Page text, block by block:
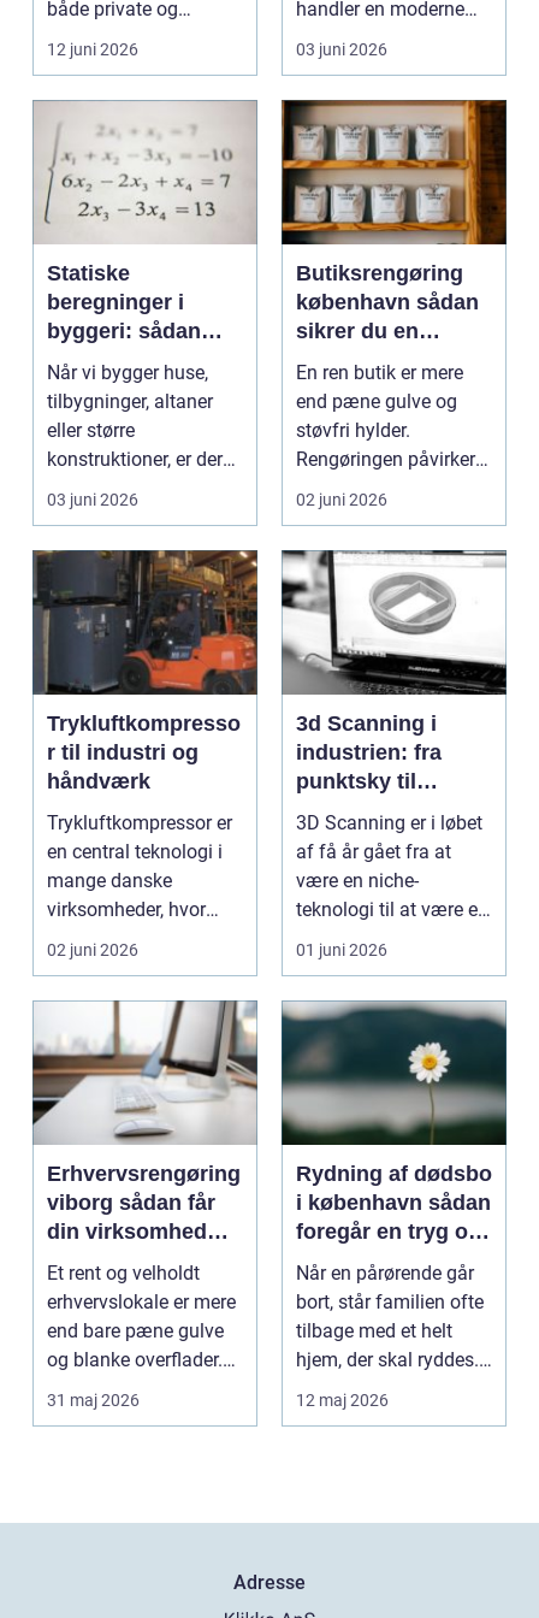
både private og
virksomheder, de...
12 juni 2026
handler en moderne
elevator lige så meg...
03 juni 2026
Statiske
beregninger i
byggeri: sådan
skaber de
sikkerhed og
tryghed
Når vi bygger huse,
tilbygninger, altaner
eller større
konstruktioner, er der
én ting, der altid ska...
03 juni 2026
Butiksrengøring
københavn sådan
sikrer du en
indbydende butik
hver dag
En ren butik er mere
end pæne gulve og
støvfri hylder.
Rengøringen påvirker
kundernes
førstehåndsind...
02 juni 2026
Trykluftkompresso
r til industri og
håndværk
Trykluftkompressor er
en central teknologi i
mange danske
virksomheder, hvor
stabil forsyning af try...
02 juni 2026
3d Scanning i
industrien: fra
punktsky til
præcist
projektgrundlag
3D Scanning er i løbet
af få år gået fra at
være en niche-
teknologi til at være et
helt almindeligt ...
01 juni 2026
Erhvervsrengøring
viborg sådan får
din virksomhed
mere tid og bedre
arbejdsmiljø
Et rent og velholdt
erhvervslokale er mere
end bare pæne gulve
og blanke overflader.
Rengøringen påv...
31 maj 2026
Rydning af dødsbo
i københavn sådan
foregår en tryg og
effektiv proces
Når en pårørende går
bort, står familien ofte
tilbage med et helt
hjem, der skal ryddes.
Møbler, per...
12 maj 2026
Adresse